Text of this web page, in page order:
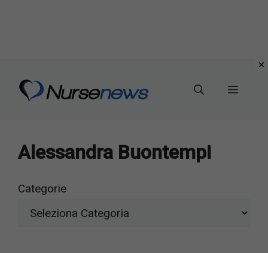
Menu
Alessandra Buontempi
Categorie